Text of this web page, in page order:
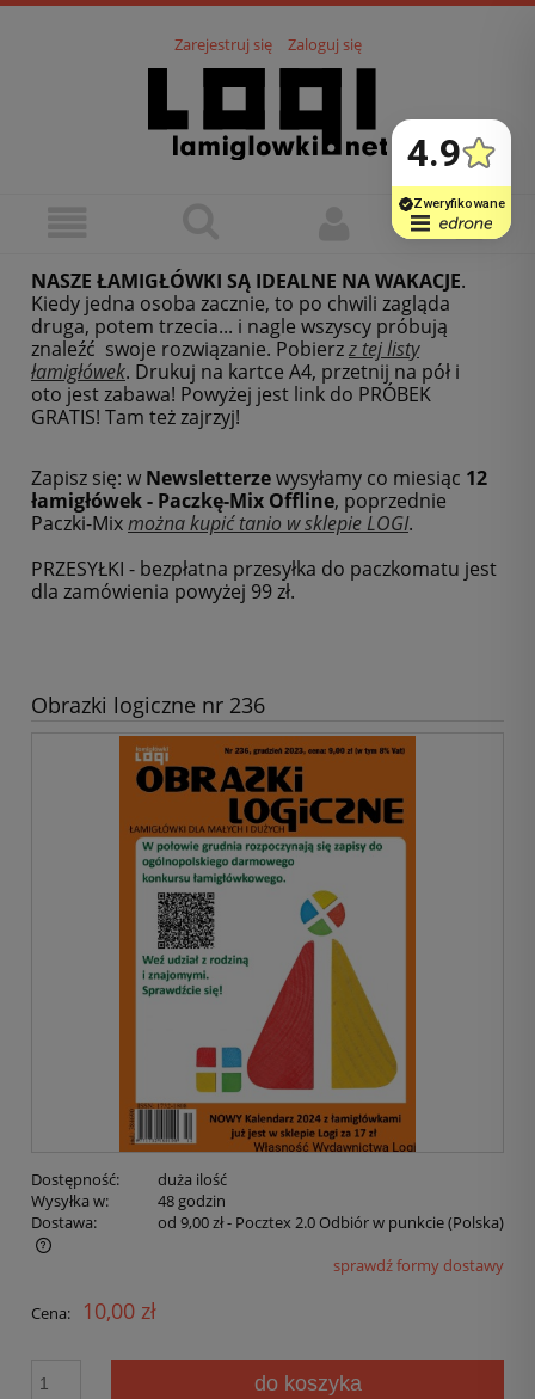
Zarejestruj się Zaloguj się
NASZE ŁAMIGŁÓWKI SĄ IDEALNE NA WAKACJE.
Kiedy jedna osoba zacznie, to po chwili zagląda
druga, potem trzecia... i nagle wszyscy próbują
znaleźć swoje rozwiązanie. Pobierzz tej listy
łamigłówek. Drukuj na kartce A4, przetnij na pół i
oto jest zabawa! Powyżej jest link do PRÓBEK
GRATIS! Tam też zajrzyj!
Zapisz się: w Newsletterzewysyłamy co miesiąc 12
łamigłówek - Paczkę-Mix Offline, poprzednie
Paczki-Mixmożna kupić tanio w sklepie LOGI.
PRZESYŁKI - bezpłatna przesyłka do paczkomatu jest
dla zamówienia powyżej 99 zł.
Obrazki logiczne nr 236
Dostępność:
duża ilość
Wysyłka w:
48 godzin
Dostawa:
od 9,00 zł- Pocztex 2.0 Odbiór w punkcie(Polska)
sprawdź formy dostawy
Cena: 10,00 zł
do koszyka